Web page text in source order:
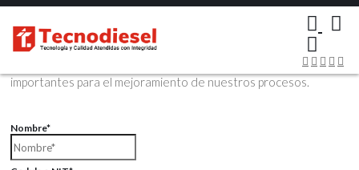
Contáctenos Vía Email
Envíenos sus datos con sus comentarios, sus opiniones son muy
importantes para el mejoramiento de nuestros procesos.
Nombre*